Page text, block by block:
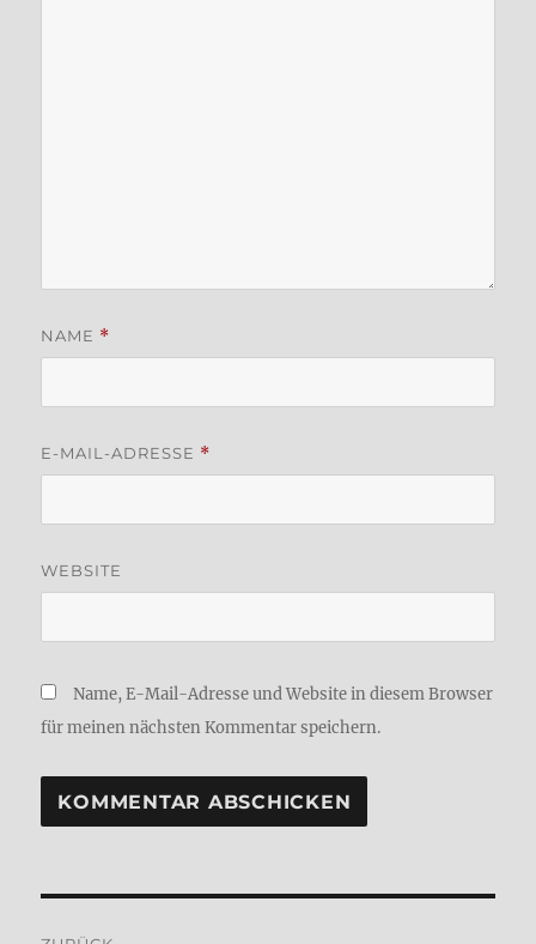
NAME *
E-MAIL-ADRESSE *
WEBSITE
Name, E-Mail-Adresse und Website in diesem Browser
für meinen nächsten Kommentar speichern.